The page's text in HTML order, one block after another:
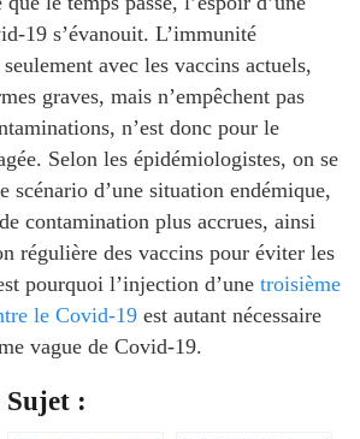
19 s’évanouit. L’immunité
avec les vaccins actuels,
graves, mais n’empêchent pas
n’est donc pour le
Selon les épidémiologistes, on se
scénario d’une situation endémique,
contamination plus accrues, ainsi
régulière des vaccins pour éviter les
pourquoi l’injection d’une troisième
le Covid-19 est autant nécessaire
vague de Covid-19.
Sujet :